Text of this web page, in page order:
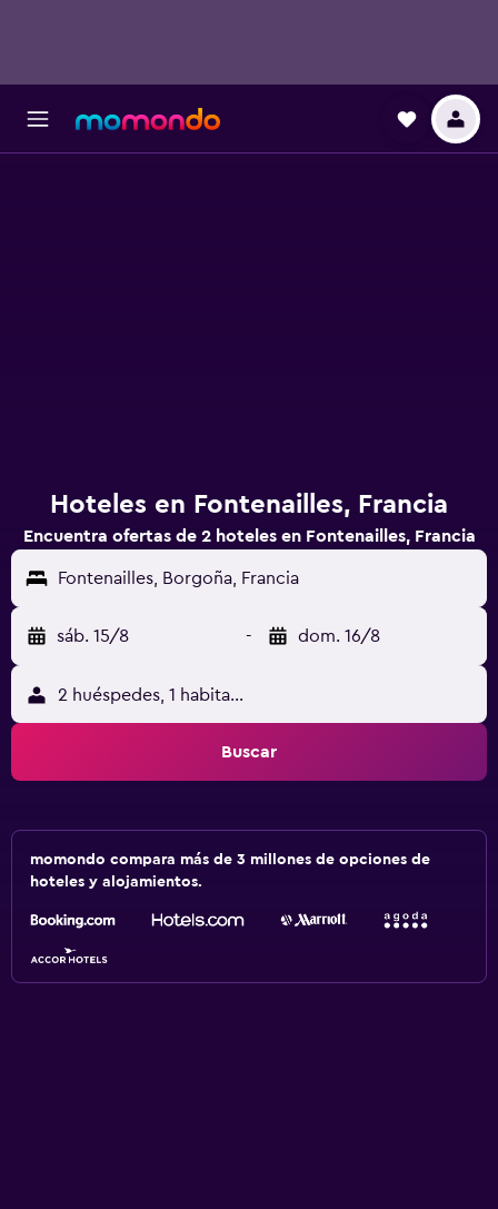
Hoteles en Fontenailles, Francia
Encuentra ofertas de 2 hoteles en Fontenailles, Francia
Fontenailles, Borgoña, Francia
sáb. 15/8 - dom. 16/8
2 huéspedes, 1 habitación
Buscar
momondo compara más de 3 millones de opciones de
hoteles y alojamientos.